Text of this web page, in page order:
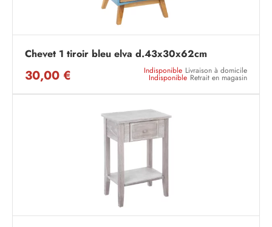
Chevet 1 tiroir bleu elva d.43x30x62cm
30,00 € Indisponible Livraison à domicile
Indisponible Retrait en magasin